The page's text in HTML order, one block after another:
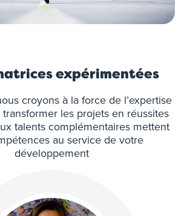
expérimentées
croyons à la force de l’expertise
les projets en réussites
talents complémentaires mettent
au service de votre
développement